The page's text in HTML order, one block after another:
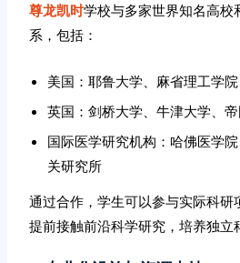
尊龙凯时学校与多家世界知名高校
系，包括：
美国：耶鲁大学、麻省理工学
英国：剑桥大学、牛津大学、
国际医学研究机构：哈佛医学
关研究所
通过合作，学生可以参与实际科研
提前接触前沿科学研究，培养独立